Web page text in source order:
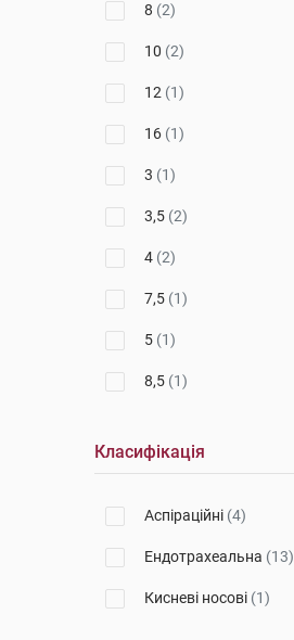
8 (2)
10 (2)
12 (1)
16 (1)
3 (1)
3,5 (2)
4 (2)
7,5 (1)
5 (1)
8,5 (1)
6(1)
Класифікація
Аспіраційні (4)
Ендотрахеальна (13)
Кисневі носові (1)